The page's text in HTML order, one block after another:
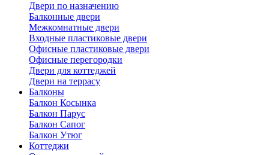
Двери по назначению
Балконные двери
Межкомнатные двери
Входные пластиковые двери
Офисные пластиковые двери
Офисные перегородки
Двери для коттеджей
Двери на террасу
Балконы
Балкон Косынка
Балкон Парус
Балкон Сапог
Балкон Утюг
Коттеджи